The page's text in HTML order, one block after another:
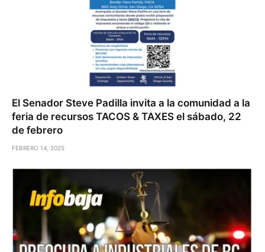
El Senador Steve Padilla invita a la comunidad a la
feria de recursos TACOS & TAXES el sábado, 22
de febrero
FEBRERO 14, 2025